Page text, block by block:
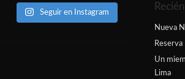
Seguir en Instagram
Nueva
Un
Lima